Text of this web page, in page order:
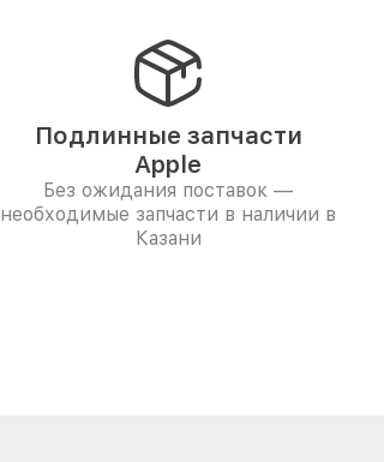
Подлинные запчасти
Apple
Без ожидания поставок —
необходимые запчасти в наличии в
Казани